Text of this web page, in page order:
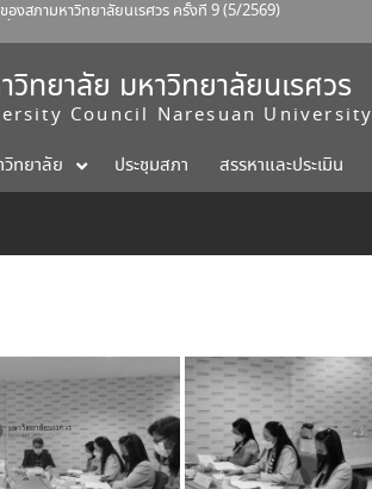
งสภามหาวิทยาลัยนเรศวร ครั้งที่ 9 (5/2569)
วยการสำนักงานสภามหาวิทยาลัย ครั้งที่ 2/2569
วิทยาลัย มหาวิทยาลัยนเรศวร
Council Naresuan University
ทยาลัย ประชุมสภา สรรหาและประเมิน